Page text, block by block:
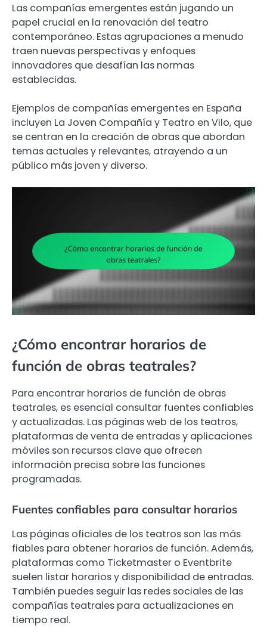
Las compañías emergentes están jugando un
papel crucial en la renovación del teatro
contemporáneo. Estas agrupaciones a menudo
traen nuevas perspectivas y enfoques
innovadores que desafían las normas
establecidas.
Ejemplos de compañías emergentes en España
incluyen La Joven Compañía y Teatro en Vilo, que
se centran en la creación de obras que abordan
temas actuales y relevantes, atrayendo a un
público más joven y diverso.
¿Cómo encontrar horarios de
función de obras teatrales?
Para encontrar horarios de función de obras
teatrales, es esencial consultar fuentes confiables
y actualizadas. Las páginas web de los teatros,
plataformas de venta de entradas y aplicaciones
móviles son recursos clave que ofrecen
información precisa sobre las funciones
programadas.
Fuentes confiables para consultar horarios
Las páginas oficiales de los teatros son las más
fiables para obtener horarios de función. Además,
plataformas como Ticketmaster o Eventbrite
suelen listar horarios y disponibilidad de entradas.
También puedes seguir las redes sociales de las
compañías teatrales para actualizaciones en
tiempo real.